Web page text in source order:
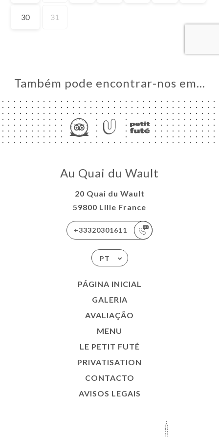
FUTÉTambém pode encontrar-nos em…
Au Quai du Wault
20 Quai du Wault
59800 Lille France
+33320301611
PT
PÁGINA INICIAL
GALERIA
AVALIAÇÃO
MENU
LE PETIT FUTÉ
PRIVATISATION
CONTACTO
AVISOS LEGAIS